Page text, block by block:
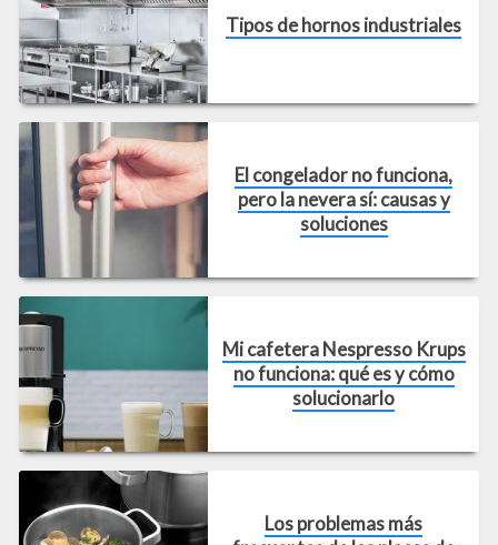
Tipos de hornos industriales
El congelador no funciona,
pero la nevera sí: causas y
soluciones
Mi cafetera Nespresso Krups
no funciona: qué es y cómo
solucionarlo
Los problemas más